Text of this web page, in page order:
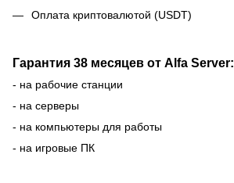
Оплата криптовалютой (USDT)
Гарантия 38 месяцев от Alfa Server:
- на рабочие станции
- на серверы
- на компьютеры для работы
- на игровые ПК